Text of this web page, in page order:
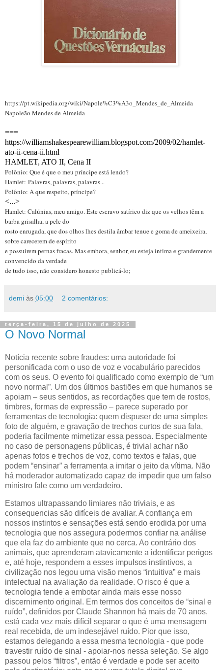
https://pt.wikipedia.org/wiki/Napole%C3%A3o_Mendes_de_Almeida
Napoleão Mendes de Almeida
===
https://williamshakespearewilliam.blogspot.com/2009/02/hamlet-
ato-ii-cena-ii.html
HAMLET, ATO II, Cena II
Polônio: Que é que o meu príncipe está lendo?
Hamlet: Palavras, palavras, palavras...
Polônio: A que respeito, príncipe?
<...>
Hamlet: Calúnias, meu amigo. Este escravo satírico diz que os velhos têm a
barba grisalha, a pele do
rosto enrugada, que dos olhos lhes destila âmbar tenue e goma de ameixeira,
sobre carecerem de espírito
e possuírem pernas fracas. Mas embora, senhor, eu esteja íntima e grandemente
convencido da verdade
de tudo isso, não considero honesto publicá-lo;
demi às 05:00 2 comentários:
terça-feira, 15 de julho de 2025
O Novo Normal
Notícia recente sobre fraudes: uma autoridade foi
personificada com o uso de voz e vocabulário parecidos
com os seus. O evento foi qualificado como exemplo de “um
novo normal”. Um dos últimos bastiões em que humanos se
apoiam – seus sentidos, as recordações que tem de rostos,
timbres, formas de expressão – parece superado por
ferramentas de tecnologia: quem dispuser de uma simples
foto de alguém, e gravação de trechos curtos de sua fala,
poderia facilmente mimetizar essa pessoa. Especialmente
no caso de personagens públicas, é trivial achar não
apenas fotos e trechos de voz, como textos e falas, que
podem “ensinar” a ferramenta a imitar o jeito da vítima. Não
há moderador automatizado capaz de impedir que um falso
ministro fale como um verdadeiro.
Estamos ultrapassando limiares não triviais, e as
consequencias são difíceis de avaliar. A confiança em
nossos instintos e sensações está sendo erodida por uma
tecnologia que nos assegura podermos confiar na análise
que ela faz do ambiente que no cerca. Ao contrário dos
animais, que aprenderam atavicamente a identificar perigos
e, até hoje, respondem a esses impulsos instintivos, a
civilização nos legou uma visão menos “intuitiva” e mais
intelectual na avaliação da realidade. O risco é que a
tecnologia tende a embotar ainda mais esse nosso
discernimento original. Em termos dos conceitos de “sinal e
ruído”, definidos por Claude Shannon há mais de 70 anos,
está cada vez mais difícil separar o que é uma mensagem
real recebida, de um indesejável ruído. Pior que isso,
estamos delegando a essa mesma tecnologia - que pode
travestir ruído de sinal - apoiar-nos nessa seleção. Se algo
passou pelos “filtros”, então é verdade e pode ser aceito